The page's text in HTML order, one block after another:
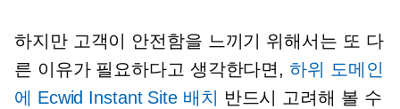
하지만 고객이 안전함을 느끼기 위해서는 또 다
른 이유가 필요하다고 생각한다면,하위 도메인
에 Ecwid Instant Site 배치 반드시 고려해 볼 수